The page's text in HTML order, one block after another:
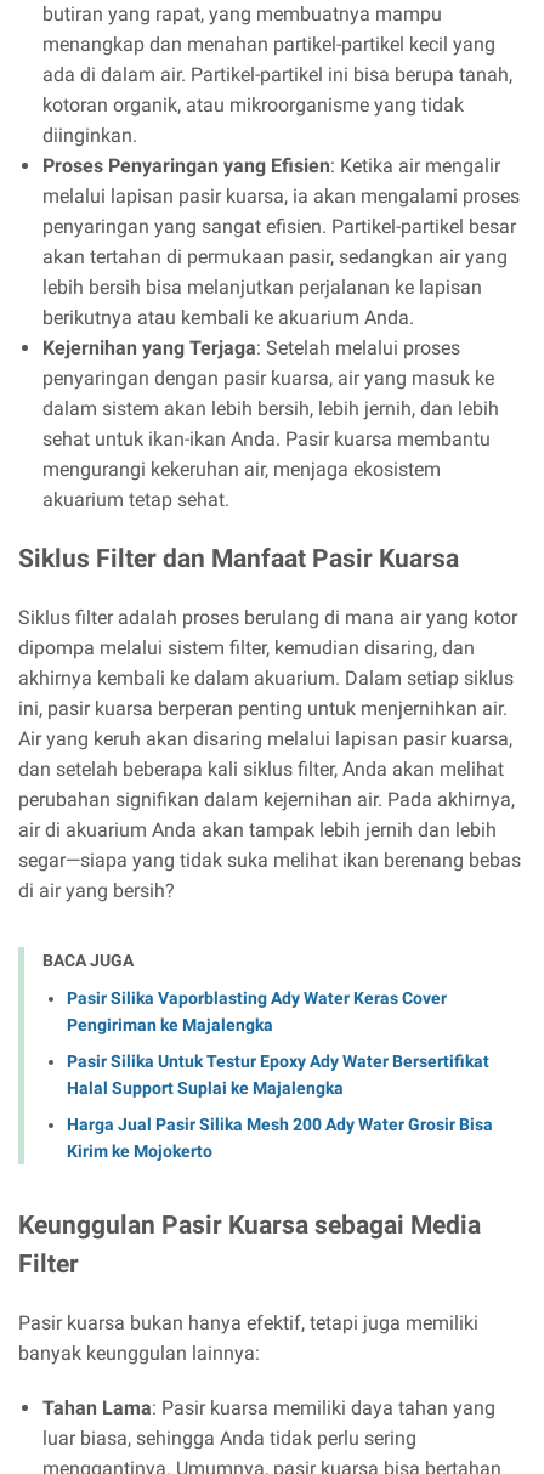
butiran yang rapat, yang membuatnya mampu
menangkap dan menahan partikel-partikel kecil yang
ada di dalam air. Partikel-partikel ini bisa berupa tanah,
kotoran organik, atau mikroorganisme yang tidak
diinginkan.
Proses Penyaringan yang Efisien: Ketika air mengalir
melalui lapisan pasir kuarsa, ia akan mengalami proses
penyaringan yang sangat efisien. Partikel-partikel besar
akan tertahan di permukaan pasir, sedangkan air yang
lebih bersih bisa melanjutkan perjalanan ke lapisan
berikutnya atau kembali ke akuarium Anda.
Kejernihan yang Terjaga: Setelah melalui proses
penyaringan dengan pasir kuarsa, air yang masuk ke
dalam sistem akan lebih bersih, lebih jernih, dan lebih
sehat untuk ikan-ikan Anda. Pasir kuarsa membantu
mengurangi kekeruhan air, menjaga ekosistem
akuarium tetap sehat.
Siklus Filter dan Manfaat Pasir Kuarsa
Siklus filter adalah proses berulang di mana air yang kotor
dipompa melalui sistem filter, kemudian disaring, dan
akhirnya kembali ke dalam akuarium. Dalam setiap siklus
ini, pasir kuarsa berperan penting untuk menjernihkan air.
Air yang keruh akan disaring melalui lapisan pasir kuarsa,
dan setelah beberapa kali siklus filter, Anda akan melihat
perubahan signifikan dalam kejernihan air. Pada akhirnya,
air di akuarium Anda akan tampak lebih jernih dan lebih
segar—siapa yang tidak suka melihat ikan berenang bebas
di air yang bersih?
BACA JUGA
Pasir Silika Vaporblasting Ady Water Keras Cover
Pengiriman ke Majalengka
Pasir Silika Untuk Testur Epoxy Ady Water Bersertifikat
Halal Support Suplai ke Majalengka
Harga Jual Pasir Silika Mesh 200 Ady Water Grosir Bisa
Kirim ke Mojokerto
Keunggulan Pasir Kuarsa sebagai Media
Filter
Pasir kuarsa bukan hanya efektif, tetapi juga memiliki
banyak keunggulan lainnya:
Tahan Lama: Pasir kuarsa memiliki daya tahan yang
luar biasa, sehingga Anda tidak perlu sering
menggantinya. Umumnya, pasir kuarsa bisa bertahan